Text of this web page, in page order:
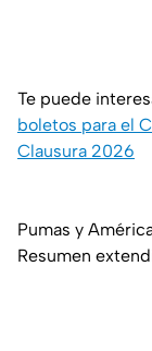
Te puede
boletos para el
Clausura 2026
Pumas y
Resumen